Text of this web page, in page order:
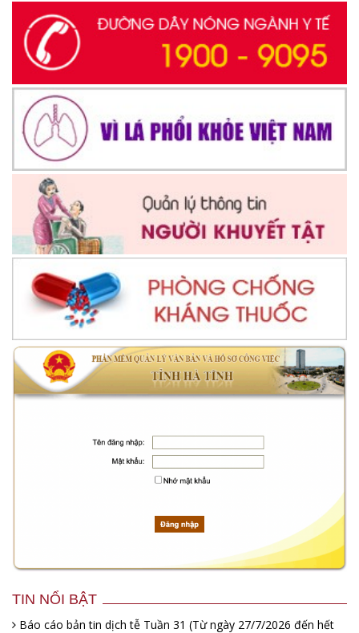
TIN NỔI BẬT
Báo cáo bản tin dịch tễ Tuần 31 (Từ ngày 27/7/2026 đến hết